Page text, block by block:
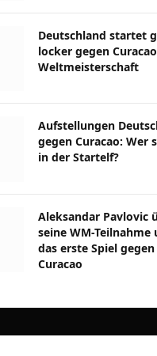
Deutschland startet
locker gegen
Weltmeisterschaft
Aufstellungen
gegen Curacao: Wer
in der Startelf?
Aleksandar Pavlovic
seine WM-Teilnahme
das erste Spiel gegen
Curacao